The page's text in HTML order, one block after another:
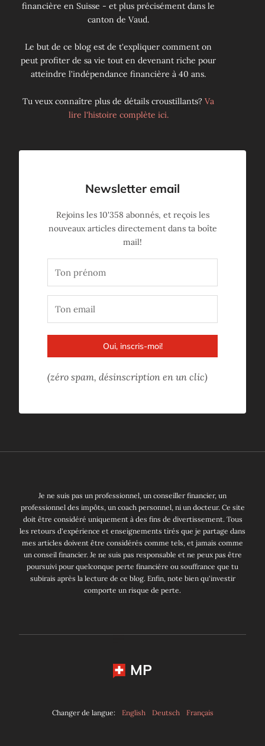
financière en Suisse - et plus précisément dans le
canton de Vaud.
Le but de ce blog est de t'expliquer comment on
peut profiter de sa vie tout en devenant riche pour
atteindre l'indépendance financière à 40 ans.
Tu veux connaître plus de détails croustillants? Va
lire l'histoire complète ici.
Newsletter email
Rejoins les 10'358 abonnés, et reçois les
nouveaux articles directement dans ta boîte
mail!
Oui, inscris-moi!
(zéro spam, désinscription en un clic)
Je ne suis pas un professionnel, un conseiller financier, un
professionnel des impôts, un coach personnel, ni un docteur. Ce site
doit être considéré uniquement à des fins de divertissement. Tous
les retours d'expérience et enseignements tirés que je partage dans
mes articles doivent être considérés comme tels, et jamais comme
un conseil financier. Je ne suis pas responsable et ne peux pas être
poursuivi pour quelconque perte financière ou souffrance que tu
subirais après la lecture de ce blog. Enfin, note bien qu'investir
comporte un risque de perte.
MP
Changer de langue: English Deutsch Français